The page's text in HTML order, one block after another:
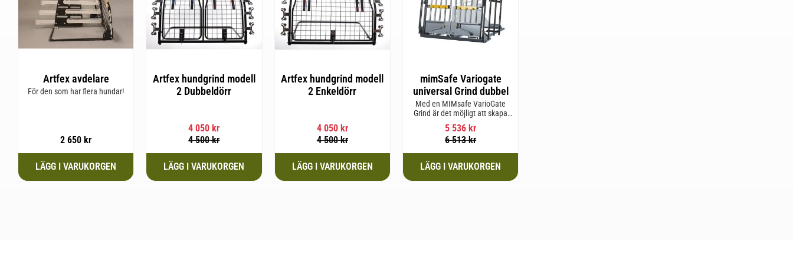
Artfex avdelare
För den som har flera hundar!
2 650 kr
Artfex hundgrind modell
2 Dubbeldörr
4 050 kr
4 500kr
Artfex hundgrind modell
2 Enkeldörr
4 050kr
4 500kr
mimSafe Variogate
universal Grind dubbel
Med en MIMsafe VarioGate
Grind är det möjligt att skapa
ett inhägnat område i hela
bagageutrymmet som kan
användas för transport av
5 536 kr
6 513kr